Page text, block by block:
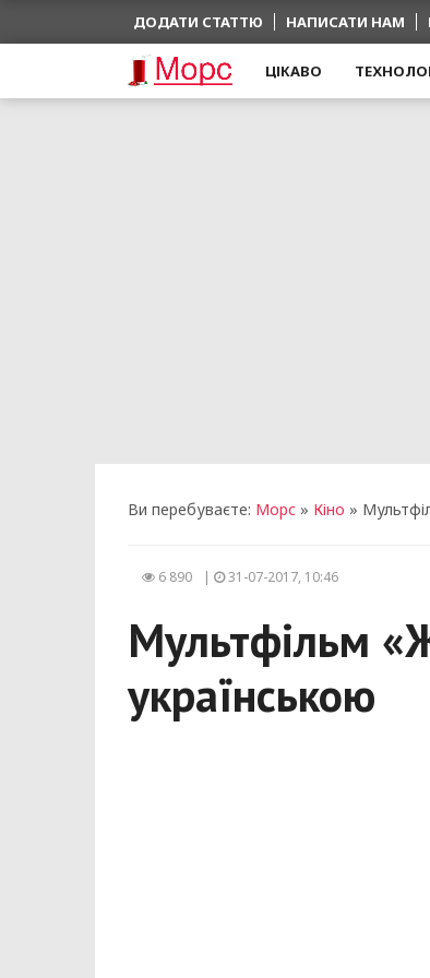
ДОДАТИ СТАТТЮ НАПИСАТИ НАМ
ЦІКАВО
Ви перебуваєте: Морс » Кіно »
6 890 | 31-07-2017, 10:46
Мультфільм
українською